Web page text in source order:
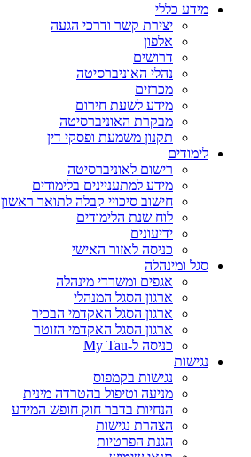
מידע כללי
יצירת קשר ודרכי הגעה
אלפון
דרושים
נהלי האוניברסיטה
מכרזים
מידע לשעת חירום
מבקרת האוניברסיטה
תקנון משמעת ופסקי דין
לימודים
רישום לאוניברסיטה
מידע למתעניינים בלימודים
חישוב סיכויי קבלה לתואר ראשון
לוח שנת הלימודים
ידיעונים
כניסה לאזור האישי
סגל ומינהלה
אגפים ומשרדי מינהלה
ארגון הסגל המנהלי
ארגון הסגל האקדמי הבכיר
ארגון הסגל האקדמי הזוטר
כניסה ל-My Tau
נגישות
נגישות בקמפוס
מניעה וטיפול בהטרדה מינית
הנחיות בדבר חוק חופש המידע
הצהרת נגישות
הגנת הפרטיות